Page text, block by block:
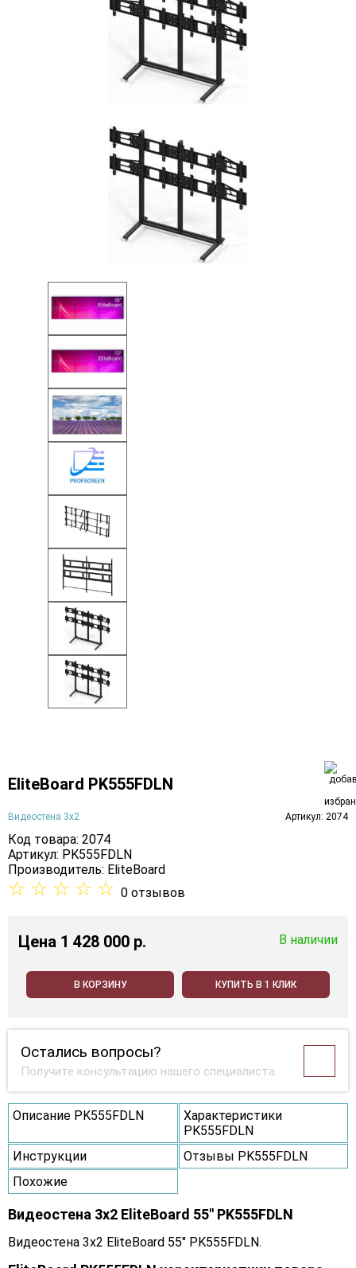
EliteBoard PK555FDLN
Видеостена 3х2 Артикул: 2074
Код товара: 2074
Артикул: PK555FDLN
Производитель: EliteBoard
☆ ☆ ☆ ☆ ☆ 0 отзывов
Цена 1 428 000 p. В наличии
В КОРЗИНУ КУПИТЬ В 1 КЛИК
Остались вопросы?
Получите консультацию нашего специалиста
Описание PK555FDLN
Характеристики
PK555FDLN
Инструкции
Отзывы PK555FDLN
Похожие
Видеостена 3x2 EliteBoard 55" PK555FDLN
Видеостена 3x2 EliteBoard 55" PK555FDLN.